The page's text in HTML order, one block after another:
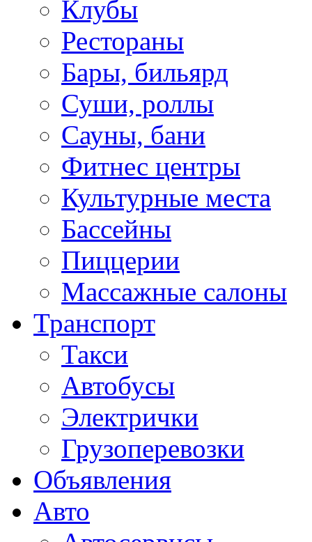
Клубы
Рестораны
Бары, бильярд
Суши, роллы
Сауны, бани
Фитнес центры
Культурные места
Бассейны
Пиццерии
Массажные салоны
Транспорт
Такси
Автобусы
Электрички
Грузоперевозки
Объявления
Авто